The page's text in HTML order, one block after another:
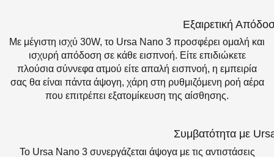
Εξαιρετική
Με μέγιστη ισχύ 30W, το Ursa Nano 3 προσφέρει ομαλή και
ισχυρή απόδοση σε κάθε εισπνοή. Είτε επιδιώκετε
πλούσια σύννεφα ατμού είτε απαλή εισπνοή, η εμπειρία
σας θα είναι πάντα άψογη, χάρη στη ρυθμιζόμενη ροή αέρα
που επιτρέπει εξατομίκευση της αίσθησης.
Συμβατότητα με
Το Ursa Nano 3 συνεργάζεται άψογα με τις αντιστάσεις